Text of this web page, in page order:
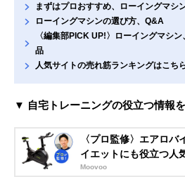
まずはプロおすすめ、ローイングマシ
ローイングマシンの選び方、Q&A
〈編集部PICK UP!〉ローイングマシ
品
人気サイトの売れ筋ランキングはこち
▼ 自宅トレーニングの役立つ情報
〈プロ監修〉エアロ
イエットにも役立つ人
Moovoo